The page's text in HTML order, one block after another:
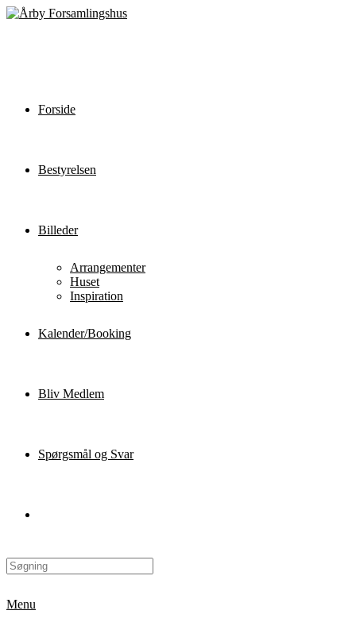
Forside
Bestyrelsen
Billeder
Arrangementer
Huset
Inspiration
Kalender/Booking
Bliv Medlem
Spørgsmål og Svar
Menu